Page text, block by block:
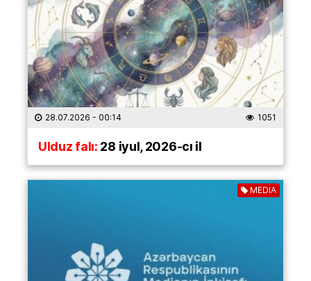
28.07.2026 - 00:14 1051
Ulduz falı:28 iyul, 2026-cı il
MEDİA